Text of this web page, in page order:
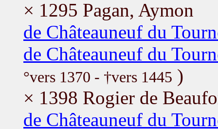
× 1295 Pagan, Aymon
de Châteauneuf du
de Châteauneuf du
°vers 1370 - †vers 1445 )
× 1398 Rogier de
de Châteauneuf du